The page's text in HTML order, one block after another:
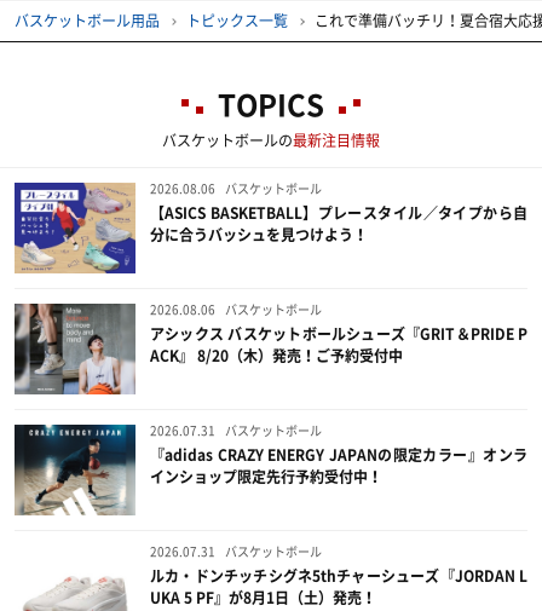
バスケットボール用品 トピックス一覧 これで準備バッチリ！夏合宿大応
TOPICS
バスケットボールの最新注目情報
2026.08.06 バスケットボール
【ASICS BASKETBALL】プレースタイル／タイプから自
分に合うバッシュを見つけよう！
2026.08.06 バスケットボール
アシックス バスケットボールシューズ『GRIT＆PRIDE P
ACK』 8/20（木）発売！ご予約受付中
2026.07.31 バスケットボール
『adidas CRAZY ENERGY JAPANの限定カラー』オンラ
インショップ限定先行予約受付中！
2026.07.31 バスケットボール
ルカ・ドンチッチシグネ5thチャーシューズ『JORDAN L
UKA 5 PF』が8月1日（土）発売！